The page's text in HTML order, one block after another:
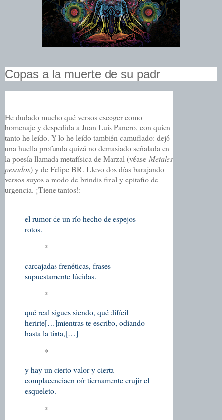
Copas a la muerte de su padr
He dudado mucho qué versos escoger como
homenaje y despedida a Juan Luis Panero, con quien
tanto he leído. Y lo he leído también camuflado: dejó
una huella profunda quizá no demasiado señalada en
la poesía llamada metafísica de Marzal (véase Metales
pesados) y de Felipe BR. Llevo dos días barajando
versos suyos a modo de brindis final y epitafio de
urgencia. ¡Tiene tantos!:
el rumor de un río hecho de espejos
rotos.
*
carcajadas frenéticas, frases
supuestamente lúcidas.
*
qué real sigues siendo, qué difícil
herirte[…]mientras te escribo, odiando
hasta la tinta,[…]
*
y hay un cierto valor y cierta
complacenciaen oír tiernamente crujir el
esqueleto.
*